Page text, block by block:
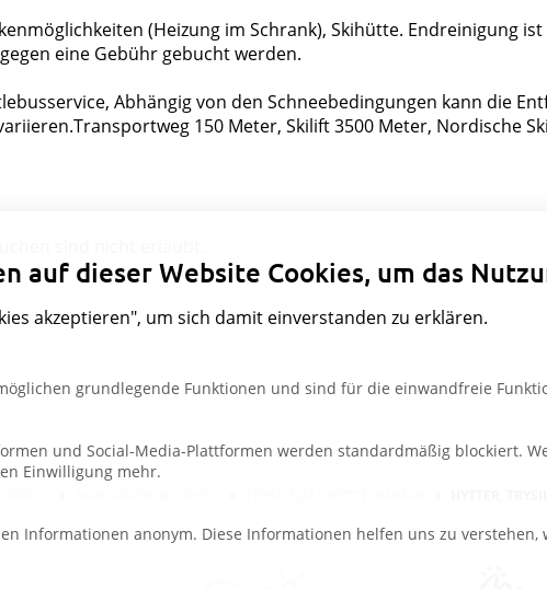
(Heizung im Schrank), Skihütte. Endreinigung
eine Gebühr gebucht werden.
Abhängig von den Schneebedingungen kann die
150 Meter, Skilift 3500 Meter, Nordische
auf dieser Website Cookies, um das
akzeptieren", um sich damit einverstanden zu erklären.
grundlegende Funktionen und sind für die einwandfreie
und Social-Media-Plattformen werden standardmäßig blockiert.
Einwilligung mehr.
Informationen anonym. Diese Informationen helfen uns zu